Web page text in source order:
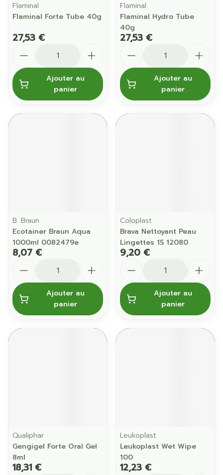
Flaminal
Flaminal Forte Tube 40g
27,53 €
Ajouter au
panier
Flaminal
Flaminal Hydro Tube
40g
27,53 €
Ajouter au
panier
B. Braun
Ecotainer Braun Aqua
1000ml 0082479e
8,07 €
Ajouter au
panier
Coloplast
Brava Nettoyant Peau
Lingettes 15 12080
9,20 €
Ajouter au
panier
Qualiphar
Gengigel Forte Oral Gel
8ml
18,31 €
Leukoplast
Leukoplast Wet Wipe
100
12,23 €